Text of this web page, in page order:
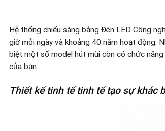
Hệ thống chiếu sáng bằng Đèn LED Công
giờ mỗi ngày và khoảng 40 năm hoạt động.
biệt một số model hút mùi còn có chức
của bạn.
Thiết kế tinh tế tinh tế tạo sự khác